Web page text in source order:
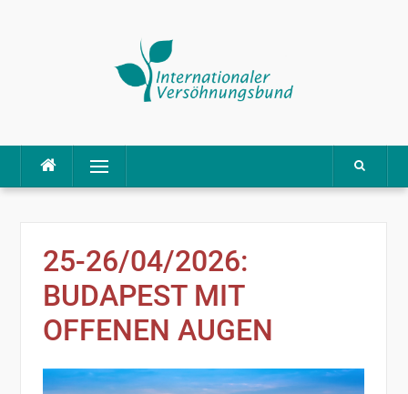
Inhalt
Menü
25-26/04/2026:
BUDAPEST MIT
OFFENEN AUGEN